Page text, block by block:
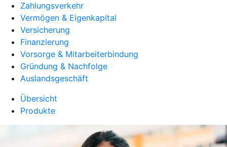
Zahlungsverkehr
Vermögen & Eigenkapital
Versicherung
Finanzierung
Vorsorge & Mitarbeiterbindung
Gründung & Nachfolge
Auslandsgeschäft
Übersicht
Produkte